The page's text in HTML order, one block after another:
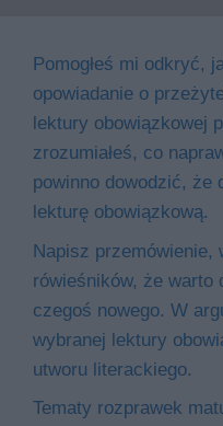
Pomogłeś mi odkryć,
opowiadanie o
lektury obowiązkowej
zrozumiałeś, co
powinno dowodzić, że
lekturę obowiązkową.
Napisz przemówienie,
rówieśników, że warto
czegoś nowego. W
wybranej lektury
utworu literackiego.
Tematy rozprawek